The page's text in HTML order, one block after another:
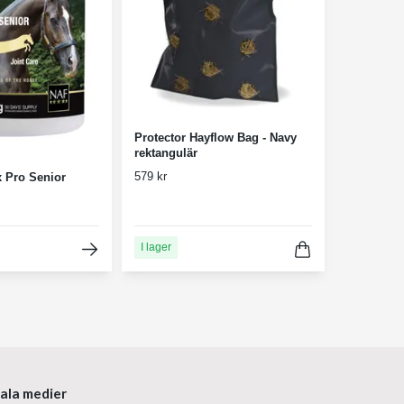
Pro Senior
Protector Hayflow Bag - Navy
rektangulär
579 kr
I lager
medier